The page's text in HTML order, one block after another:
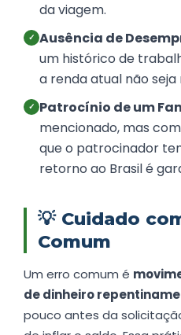
da viagem.
✓ Ausência de
um histórico de
a renda atual não seja
✓ Patrocínio de um
mencionado, mas
que o patrocinador
retorno ao Brasil é
💡 Cuidado
Comum
Um erro comum é
de dinheiro
pouco antes da